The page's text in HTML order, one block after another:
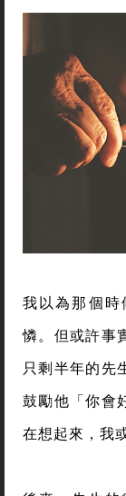
我以為那個
憐。但或許事
只剩半年的先
鼓勵他「你會
在想起來，我